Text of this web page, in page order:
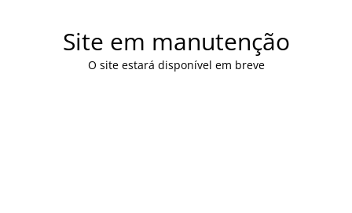
Site em manutenção
O site estará disponível em breve